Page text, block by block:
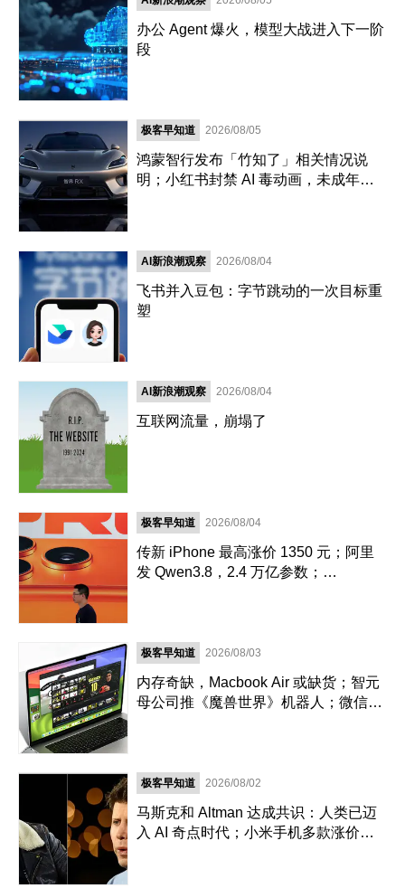
办公 Agent 爆火，模型大战进入下一阶
段
极客早知道 2026/08/05
鸿蒙智行发布「竹知了」相关情况说
明；小红书封禁 AI 毒动画，未成年陪
AI新浪潮观察 2026/08/04
飞书并入豆包：字节跳动的一次目标重
塑
AI新浪潮观察 2026/08/04
互联网流量，崩塌了
极客早知道 2026/08/04
传新 iPhone 最高涨价 1350 元；阿里
发 Qwen3.8，2.4 万亿参数；
极客早知道 2026/08/03
内存奇缺，Macbook Air 或缺货；智元
母公司推《魔兽世界》机器人；微信地
极客早知道 2026/08/02
马斯克和 Altman 达成共识：人类已迈
入 AI 奇点时代；小米手机多款涨价